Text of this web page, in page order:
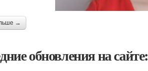
→
обновления на сайте: